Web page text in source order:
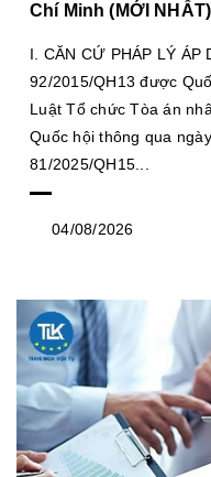
Chí Minh (MỚI NHẤT)
I. CĂN CỨ PHÁP LÝ ÁP
92/2015/QH13 được
Luật Tổ chức Tòa án
Quốc hội thông qua
81/2025/QH15...
04/08/2026